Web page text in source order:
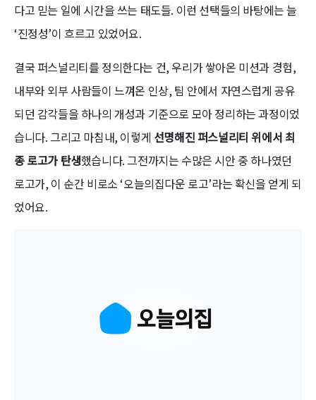
다고 믿는 일에 시간을 쓰는 태도들. 이런 선택들의 바탕에는 늘
‘진정성’이 흐르고 있었어요.
결국 퍼스널리티를 정의한다는 건, 우리가 쌓아온 미션과 경험,
내부와 외부 사람들이 느껴온 인상, 팀 안에서 자연스럽게 공유
되던 감각들을 하나의 개성과 기준으로 모아 정리하는 과정이었
습니다. 그리고 마침내, 이렇게 선명해진 퍼스널리티 위에서 최
종 로고가 탄생했습니다. 그전까지는 수많은 시안 중 하나였던
로고가, 이 순간 비로소 ‘오늘의집다운 로고’라는 확신을 얻게 되
었어요.